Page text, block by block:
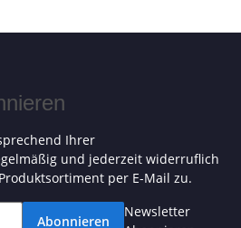
Ihrer
und jederzeit widerruflich
per E-Mail zu.
Abonnieren
Newsletter